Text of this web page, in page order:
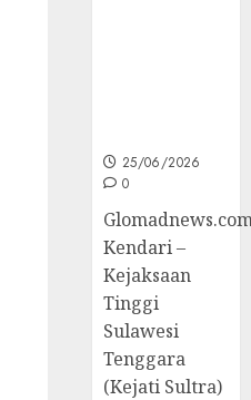
25/06/2026
0
Kendari –
Kejaksaan
Tinggi
Sulawesi
Tenggara
(Kejati Sultra)